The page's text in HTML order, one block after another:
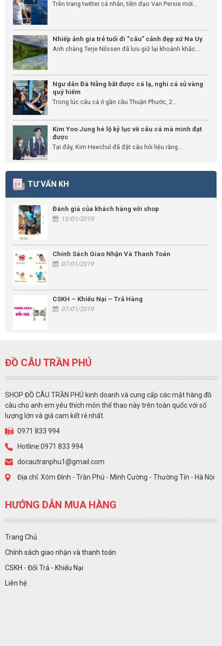
Trên trang twitter cá nhân, tiền đạo Van Persie mới...
Nhiếp ảnh gia trẻ tuổi đi “câu” cảnh đẹp xứ Na Uy
Anh chàng Terje Nilssen đã lưu giữ lại khoảnh khắc...
Ngư dân Đà Nẵng bắt được cá lạ, nghi cá sủ vàng
quý hiếm
Trong lúc câu cá ở gần cầu Thuận Phước, 2...
Kim Yoo Jung hé lộ kỷ lục về câu cá mà mình đạt
được
Tại đây, Kim Heechul đã đặt câu hỏi liệu rằng...
TƯ VẤN KH
Đánh giá của khách hàng với shop
15/01/2019
Chính Sách Giao Nhận Và Thanh Toán
07/01/2019
CSKH – Khiếu Nại – Trả Hàng
07/01/2019
ĐỒ CÂU TRẦN PHÚ
SHOP ĐỒ CÂU TRẦN PHÚ kinh doanh và cung cấp các mặt hàng đồ
câu cho anh em yêu thích môn thể thao này trên toàn quốc với số
lượng lớn và giá cam kết rẻ nhất.
0971 833 994
Hotline:0971 833 994
docautranphu1@gmail.com
Địa chỉ: Xóm Đình - Trần Phú - Minh Cường - Thường Tín - Hà Nội
HƯỚNG DẪN MUA HÀNG
Trang Chủ
Chính sách giao nhận và thanh toán
CSKH - Đổi Trả - Khiếu Nại
Liên hệ